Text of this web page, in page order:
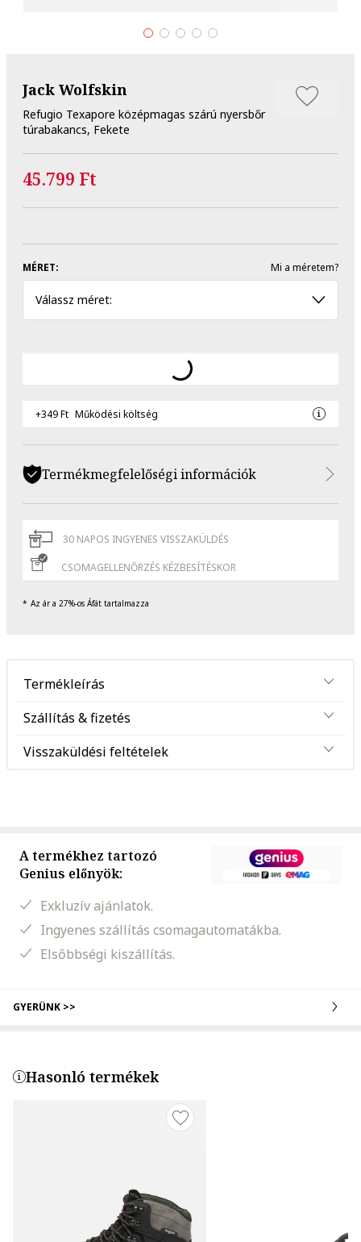
Jack Wolfskin
Refugio Texapore középmagas szárú nyersbőr
túrabakancs, Fekete
45.799 Ft
MÉRET: Mi a méretem?
Válassz méret:
+349 Ft Működési költség
Termékmegfelelőségi információk
30 NAPOS INGYENES VISSZAKÜLDÉS
CSOMAGELLENŐRZÉS KÉZBESÍTÉSKOR
Az ár a 27%-os Áfát tartalmazza
Termékleírás
Szállítás & fizetés
Visszaküldési feltételek
A termékhez tartozó
Genius előnyök:
Exkluzív ajánlatok.
Ingyenes szállítás csomagautomatákba.
Elsőbbségi kiszállítás.
GYERÜNK >>
Hasonló termékek